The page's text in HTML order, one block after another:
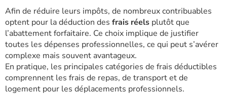
Afin de réduire leurs impôts, de nombreux contribuables
optent pour la déduction des frais réels plutôt que
l’abattement forfaitaire. Ce choix implique de justifier
toutes les dépenses professionnelles, ce qui peut s’avérer
complexe mais souvent avantageux.
En pratique, les principales catégories de frais déductibles
comprennent les frais de repas, de transport et de
logement pour les déplacements professionnels.